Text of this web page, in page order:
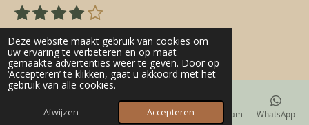
Deze website maakt gebruik van cookies om
uw ervaring te verbeteren en op maat
gemaakte advertenties weer te geven. Door op
‘Accepteren’ te klikken, gaat u akkoord met het
gebruik van alle cookies.
Afwijzen Accepteren
R
a
t
i
n
1
s
t
e
r
2
s
t
e
r
r
3
s
t
e
r
r
e
4
s
t
e
r
r
e
5
s
t
e
r
r
S
e
m
m
e
n
22 stemmen
E-mailadres Telefoonnummer Kaart Instagram WhatsApp